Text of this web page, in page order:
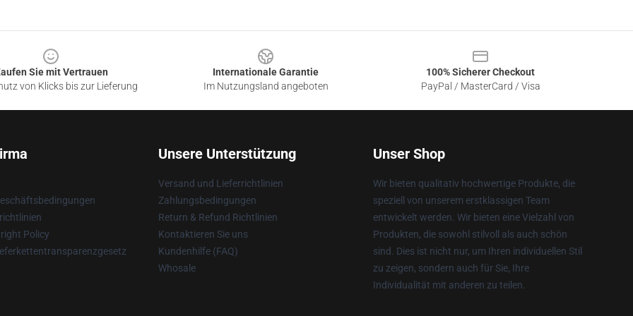
Sie mit Vertrauen
von Klicks bis zur Lieferung
Internationale Garantie
Im Nutzungsland angeboten
100% Sicherer Checkout
PayPal / MasterCard / Visa
Policy
Unsere Unterstützung
Versand und Lieferrichtlinien
Zahlungsbedingungen
Return & Refund Richtlinien
Kontaktieren Sie uns
Kundenhilfe (FAQ)
Whosale
Unser Shop
Wir bieten qualitativ hochwertige Produkte, die
speziell von unserem erstklassigen Team
entwickelt werden. Wir bieten eine Vielzahl von
Produkten, die sowohl stilvoll als auch schön
sind. Dies ist nicht nur, um Ihren individuellen Stil
zu zeigen, sondern auch für Sie, Ihre
Individualität mit anderen zu teilen.